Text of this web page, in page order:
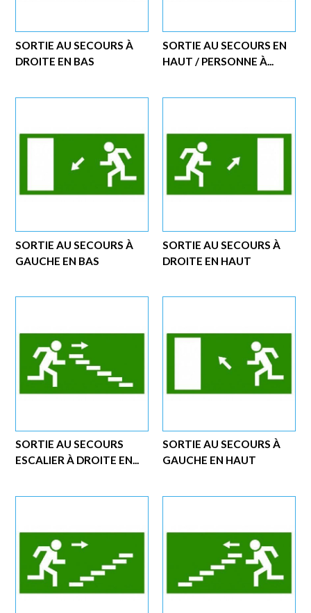
SORTIE AU SECOURS EN
HAUT / PERSONNE À...
SORTIE AU SECOURS À
DROITE EN BAS
SORTIE AU SECOURS À
DROITE EN HAUT
SORTIE AU SECOURS À
GAUCHE EN BAS
SORTIE AU SECOURS À
GAUCHE EN HAUT
SORTIE AU SECOURS
ESCALIER À DROITE EN...